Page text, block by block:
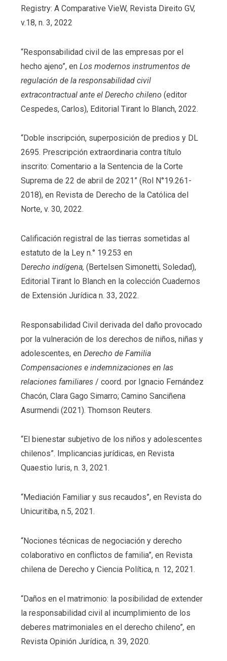
Registry: A Comparative VieW, Revista Direito GV,
v.18, n. 3, 2022
“Responsabilidad civil de las empresas por el
hecho ajeno”, en Los modernos instrumentos de
regulación de la responsabilidad civil
extracontractual ante el Derecho chileno (editor
Cespedes, Carlos), Editorial Tirant lo Blanch, 2022.
“Doble inscripción, superposición de predios y DL
2695. Prescripción extraordinaria contra título
inscrito: Comentario a la Sentencia de la Corte
Suprema de 22 de abril de 2021” (Rol N°19.261-
2018), en Revista de Derecho de la Católica del
Norte, v. 30, 2022.
Calificación registral de las tierras sometidas al
estatuto de la Ley n.° 19.253 en
Derecho indígena, (Bertelsen Simonetti, Soledad),
Editorial Tirant lo Blanch en la colección Cuadernos
de Extensión Jurídica n. 33, 2022.
Responsabilidad Civil derivada del daño provocado
por la vulneración de los derechos de niños, niñas y
adolescentes, en Derecho de Familia
Compensaciones e indemnizaciones en las
relaciones familiares / coord. por Ignacio Fernández
Chacón, Clara Gago Simarro; Camino Sanciñena
Asurmendi (2021). Thomson Reuters.
“El bienestar subjetivo de los niños y adolescentes
chilenos”. Implicancias jurídicas, en Revista
Quaestio Iuris, n. 3, 2021.
“Mediación Familiar y sus recaudos”, en Revista do
Unicuritiba, n.5, 2021.
“Nociones técnicas de negociación y derecho
colaborativo en conflictos de familia”, en Revista
chilena de Derecho y Ciencia Política, n. 12, 2021.
“Daños en el matrimonio: la posibilidad de extender
la responsabilidad civil al incumplimiento de los
deberes matrimoniales en el derecho chileno”, en
Revista Opinión Jurídica, n. 39, 2020.